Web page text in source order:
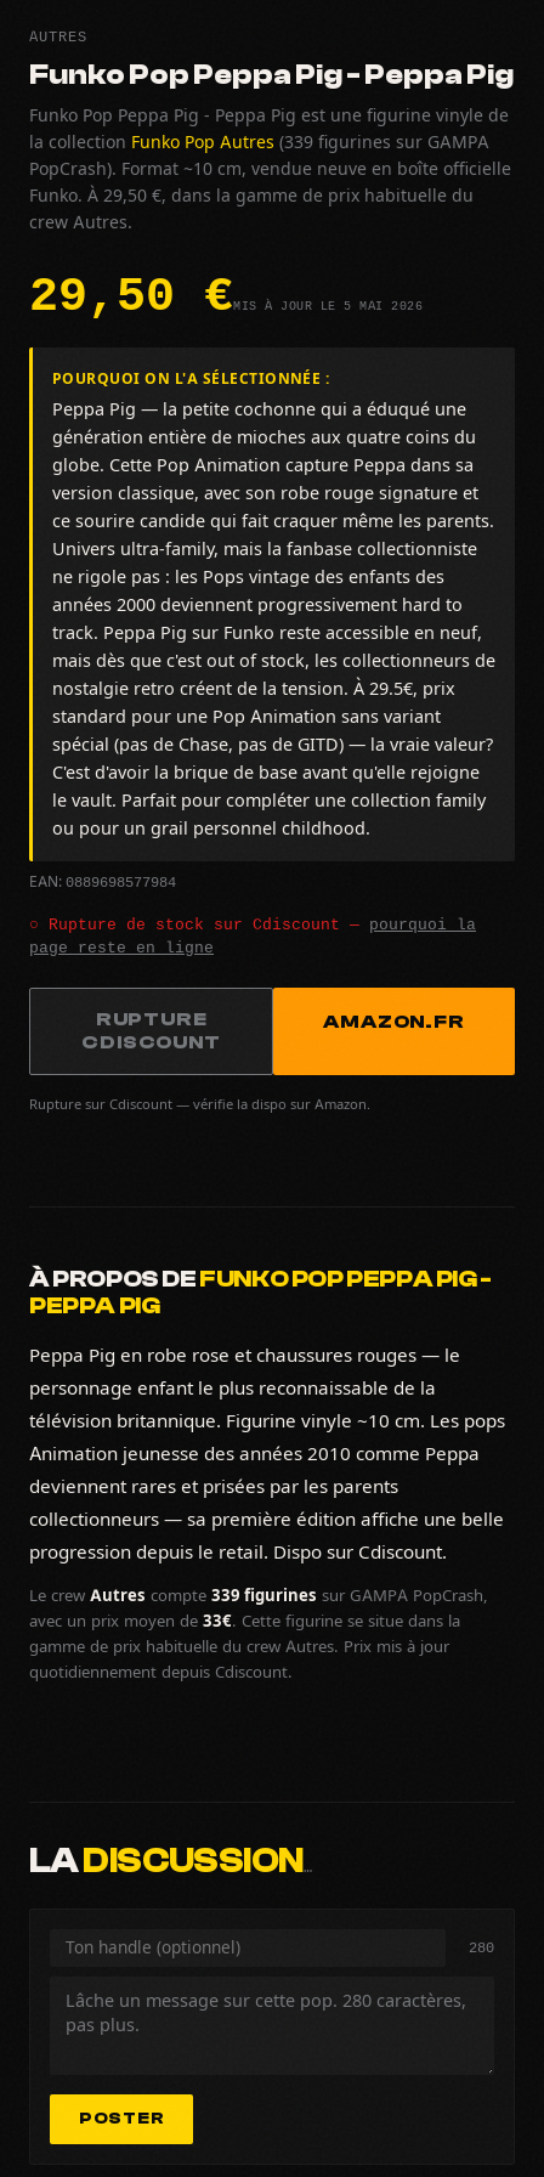
AUTRES
Funko Pop Peppa Pig - Peppa Pig
Funko Pop Peppa Pig - Peppa Pig est une figurine vinyle de
la collection Funko Pop Autres (339 figurines sur GAMPA
PopCrash). Format ~10 cm, vendue neuve en boîte officielle
Funko. À 29,50 €, dans la gamme de prix habituelle du
crew Autres.
29,50 €MIS À JOUR LE 5 MAI 2026
POURQUOI ON L'A SÉLECTIONNÉE :
Peppa Pig — la petite cochonne qui a éduqué une
génération entière de mioches aux quatre coins du
globe. Cette Pop Animation capture Peppa dans sa
version classique, avec son robe rouge signature et
ce sourire candide qui fait craquer même les parents.
Univers ultra-family, mais la fanbase collectionniste
ne rigole pas : les Pops vintage des enfants des
années 2000 deviennent progressivement hard to
track. Peppa Pig sur Funko reste accessible en neuf,
mais dès que c'est out of stock, les collectionneurs de
nostalgie retro créent de la tension. À 29.5€, prix
standard pour une Pop Animation sans variant
spécial (pas de Chase, pas de GITD) — la vraie valeur?
C'est d'avoir la brique de base avant qu'elle rejoigne
le vault. Parfait pour compléter une collection family
ou pour un grail personnel childhood.
EAN: 0889698577984
○ Rupture de stock sur Cdiscount — pourquoi la
page reste en ligne
RUPTURE
CDISCOUNT
AMAZON.FR
Rupture sur Cdiscount — vérifie la dispo sur Amazon.
À PROPOS DEFUNKO POP PEPPA PIG -
PEPPA PIG
Peppa Pig en robe rose et chaussures rouges — le
personnage enfant le plus reconnaissable de la
télévision britannique. Figurine vinyle ~10 cm. Les pops
Animation jeunesse des années 2010 comme Peppa
deviennent rares et prisées par les parents
collectionneurs — sa première édition affiche une belle
progression depuis le retail. Dispo sur Cdiscount.
Le crew Autres compte 339 figurines sur GAMPA PopCrash,
avec un prix moyen de 33€. Cette figurine se situe dans la
gamme de prix habituelle du crew Autres. Prix mis à jour
quotidiennement depuis Cdiscount.
LADISCUSSION…
280
POSTER